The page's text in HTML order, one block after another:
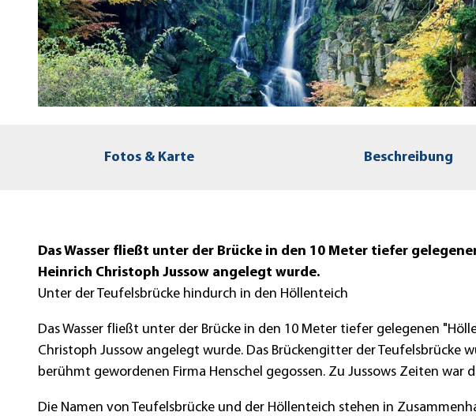
Fotos & Karte Beschreibung
Das Wasser fließt unter der Brücke in den 10 Meter tiefer
Heinrich Christoph Jussow angelegt wurde.
Unter der Teufelsbrücke hindurch in den Höllenteich
Das Wasser fließt unter der Brücke in den 10 Meter tiefer gelegenen
Christoph Jussow angelegt wurde. Das Brückengitter der Teufelsbrücke
berühmt gewordenen Firma Henschel gegossen. Zu Jussows Zeiten war
Die Namen von Teufelsbrücke und der Höllenteich stehen in